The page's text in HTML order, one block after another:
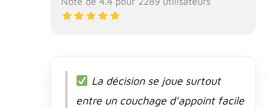
La décision se joue surtout
entre un couchage d’appoint facile